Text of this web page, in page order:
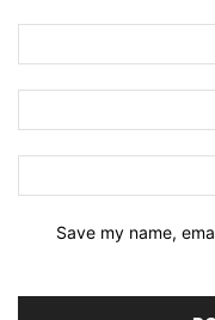
Save my name,